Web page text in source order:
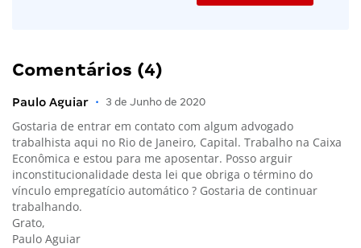
Comentários (4)
Paulo Aguiar • 3 de Junho de 2020
Gostaria de entrar em contato com algum advogado
trabalhista aqui no Rio de Janeiro, Capital. Trabalho na Caixa
Econômica e estou para me aposentar. Posso arguir
inconstitucionalidade desta lei que obriga o término do
vínculo empregatício automático ? Gostaria de continuar
trabalhando.
Grato,
Paulo Aguiar